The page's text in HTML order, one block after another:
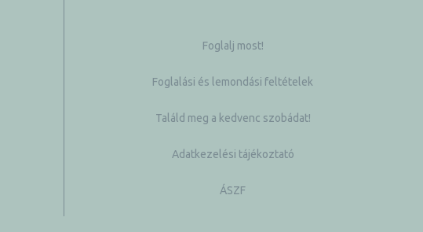
Foglalj most!
Foglalási és lemondási feltételek
Találd meg a kedvenc szobádat!
Adatkezelési tájékoztató
ÁSZF